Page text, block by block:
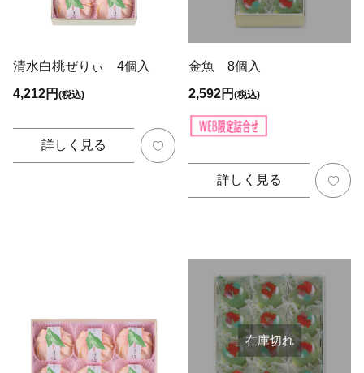
清水白桃ぜりぃ 4個入
4,212円(税込)
詳しく見る
金魚 8個入
2,592円(税込)
詳しく見る
在庫切れ